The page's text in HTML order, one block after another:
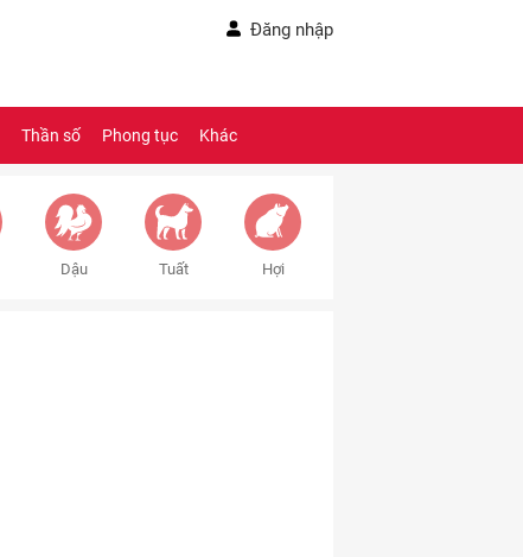
Đăng nhập
Thần số Phong tục Khác
Dậu Tuất Hợi